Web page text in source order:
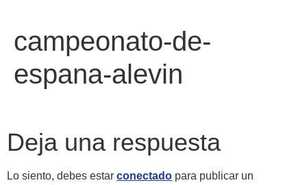
campeonato-de-
espana-alevin
Deja una respuesta
Lo siento, debes estar conectado para publicar un